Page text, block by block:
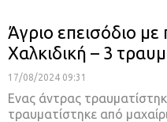
Άγριο επεισόδιο
Χαλκιδική – 3
17/08/2024 09:31
Eνας άντρας
τραυματίστηκε από